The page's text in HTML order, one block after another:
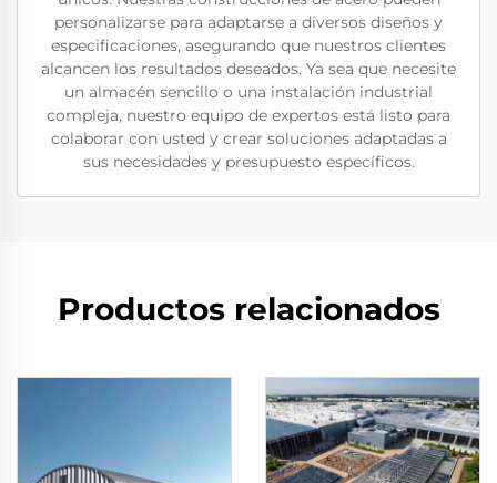
personalizarse para adaptarse a diversos diseños y
especificaciones, asegurando que nuestros clientes
alcancen los resultados deseados. Ya sea que necesite
un almacén sencillo o una instalación industrial
compleja, nuestro equipo de expertos está listo para
colaborar con usted y crear soluciones adaptadas a
sus necesidades y presupuesto específicos.
Productos relacionados